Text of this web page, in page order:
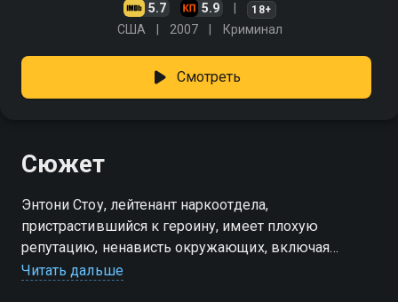
5.7 5.9 18+
США 2007 Криминал
Смотреть
Сюжет
Энтони Стоу, лейтенант наркоотдела,
пристрастившийся к героину, имеет плохую
репутацию, ненависть окружающих, включая
супругу, с которой разводится… Его бывший партнёр,
Читать дальше